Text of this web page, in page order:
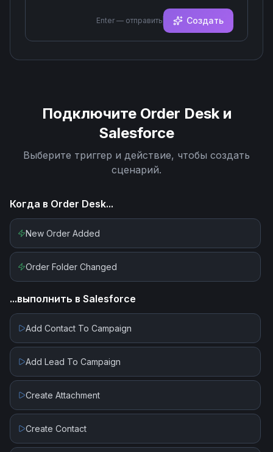
Enter — отправить Создать
Подключите Order Deskи
Salesforce
Выберите триггер и действие, чтобы создать
сценарий.
Когда в Order Desk...
New Order Added
Order Folder Changed
...выполнить в Salesforce
Add Contact To Campaign
Add Lead To Campaign
Create Attachment
Create Contact